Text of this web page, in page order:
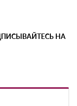
НА